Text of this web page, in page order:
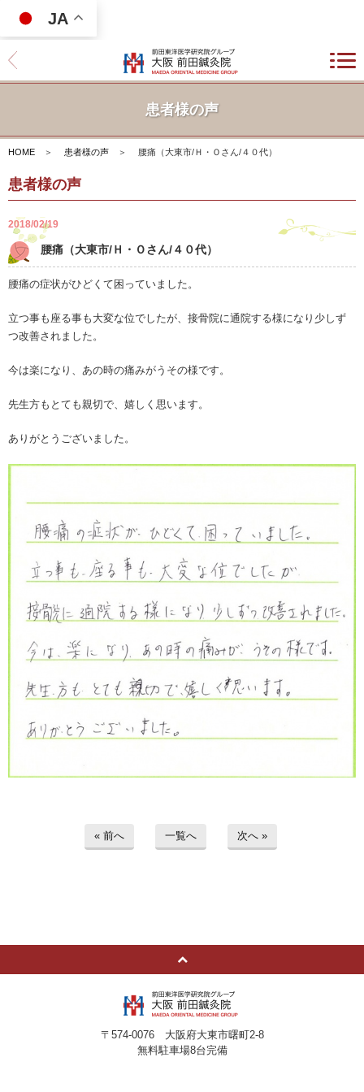
JA
患者様の声
HOME ＞ 患者様の声 ＞ 腰痛（大東市/Ｈ・Ｏさん/４０代）
患者様の声
2018/02/19
腰痛（大東市/Ｈ・Ｏさん/４０代）
腰痛の症状がひどくて困っていました。
立つ事も座る事も大変な位でしたが、接骨院に通院する様になり少しず
つ改善されました。
今は楽になり、あの時の痛みがうその様です。
先生方もとても親切で、嬉しく思います。
ありがとうございました。
« 前へ 一覧へ 次へ »
〒574-0076 大阪府大東市曙町2-8
無料駐車場8台完備